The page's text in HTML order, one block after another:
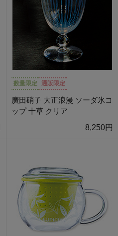
数量限定 通販限定
廣田硝子 大正浪漫 ソーダ氷コ
ップ 十草 クリア
8,250円